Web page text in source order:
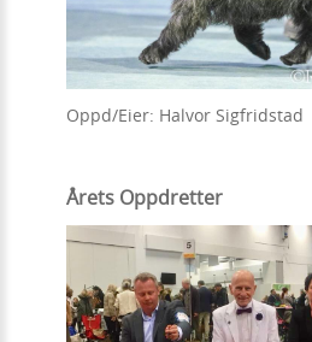
Oppd/Eier: Halvor Sigfridstad
Årets Oppdretter